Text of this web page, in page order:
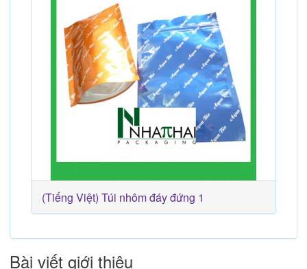
(Tiếng Việt) Túi nhôm đáy đứng 1
Bài viết giới thiệu